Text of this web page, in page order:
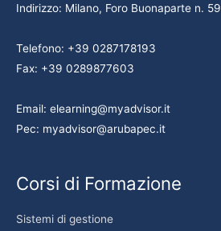
Indirizzo: Milano, Foro Buonaparte n. 59
Telefono: +39 0287178193
Fax: +39 0289877603
Email: elearning@myadvisor.it
Pec: myadvisor@arubapec.it
Corsi di Formazione
Sistemi di gestione